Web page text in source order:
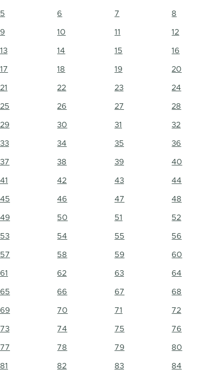
5 6 7 8
9 10 11 12
13 14 15 16
17 18 19 20
21 22 23 24
25 26 27 28
29 30 31 32
33 34 35 36
37 38 39 40
41 42 43 44
45 46 47 48
49 50 51 52
53 54 55 56
57 58 59 60
61 62 63 64
65 66 67 68
69 70 71 72
73 74 75 76
77 78 79 80
81 82 83 84